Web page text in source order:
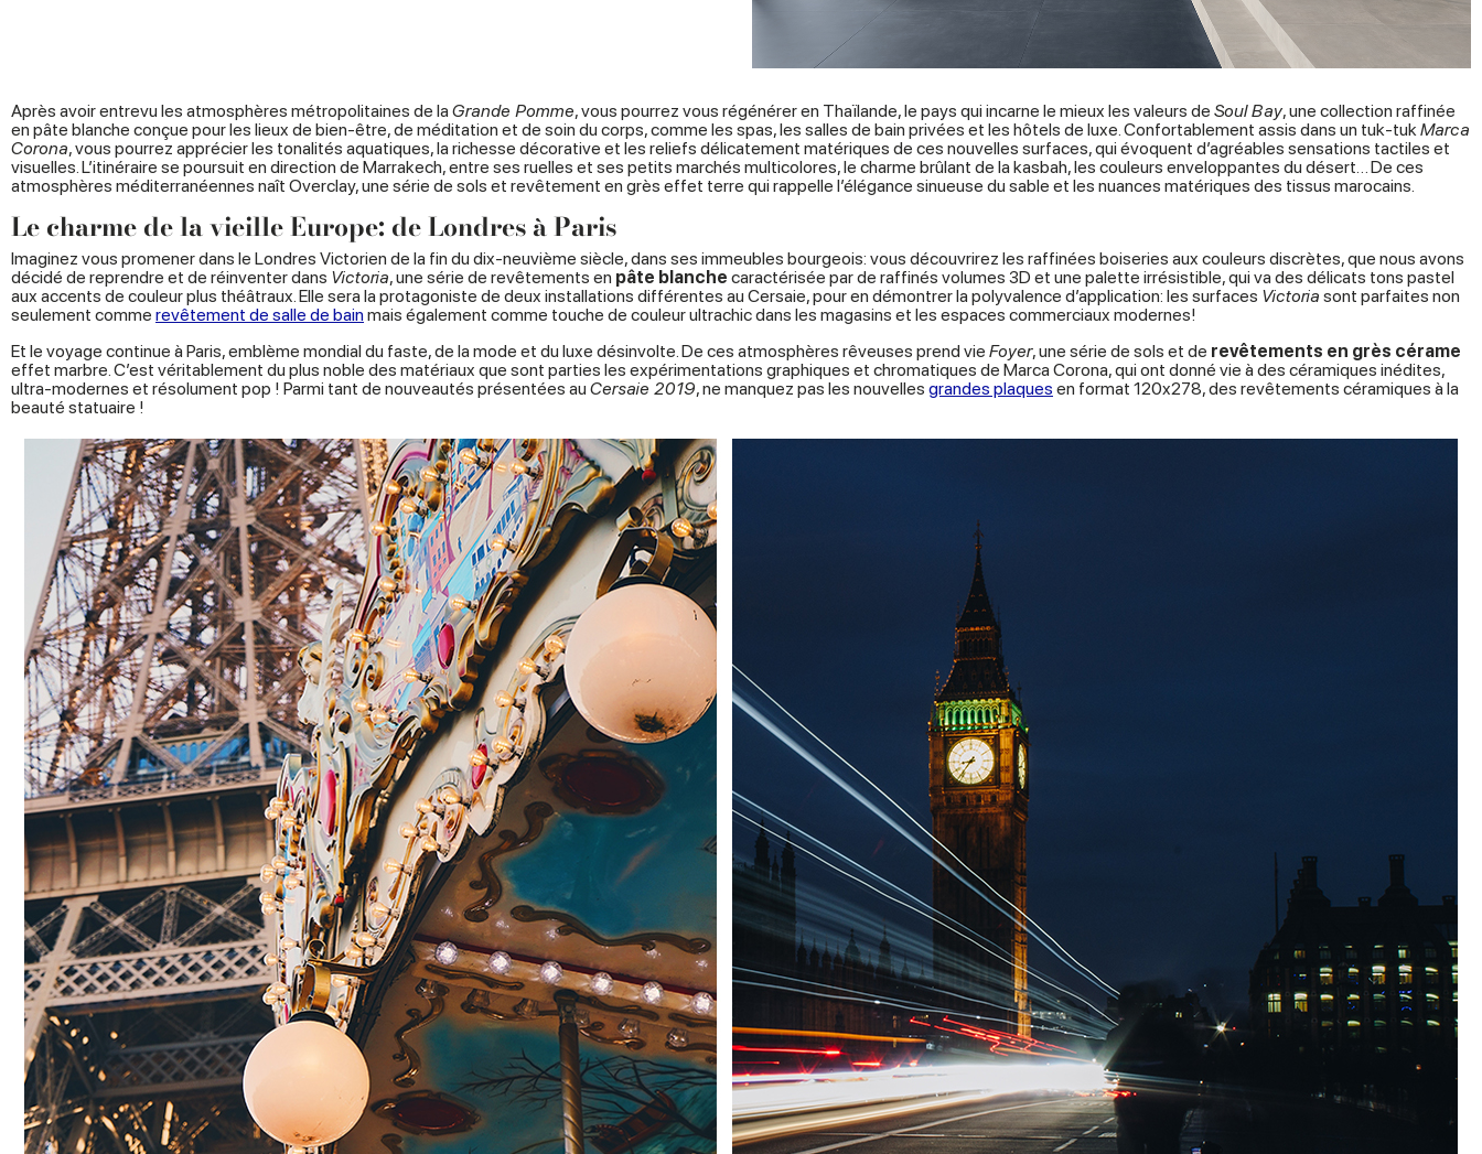
Après avoir entrevu les atmosphères métropolitaines de la Grande Pomme, vous pourrez vous régénérer en Thaïlande, le pays qui incarne le mieux les valeurs de Soul Bay, une collection raffinée
en pâte blanche conçue pour les lieux de bien-être, de méditation et de soin du corps, comme les spas, les salles de bain privées et les hôtels de luxe. Confortablement assis dans un tuk-tukMarca
Corona, vous pourrez apprécier les tonalités aquatiques, la richesse décorative et les reliefs délicatement matériques de ces nouvelles surfaces, qui évoquent d’agréables sensations tactiles et
visuelles. L’itinéraire se poursuit en direction de Marrakech, entre ses ruelles et ses petits marchés multicolores, le charme brûlant de la kasbah, les couleurs enveloppantes du désert… De ces
atmosphères méditerranéennes naît Overclay, une série de sols et revêtement en grès effet terre qui rappelle l’élégance sinueuse du sable et les nuances matériques des tissus marocains.
Le charme de la vieille Europe: de Londres à Paris
Imaginez vous promener dans le Londres Victorien de la fin du dix-neuvième siècle, dans ses immeubles bourgeois: vous découvrirez les raffinées boiseries aux couleurs discrètes, que nous avons
décidé de reprendre et de réinventer dans Victoria, une série de revêtements en pâte blanche caractérisée par de raffinés volumes 3D et une palette irrésistible, qui va des délicats tons pastel
aux accents de couleur plus théâtraux. Elle sera la protagoniste de deux installations différentes au Cersaie, pour en démontrer la polyvalence d’application: les surfaces Victoria sont parfaites non
seulement comme revêtement de salle de bainmais également comme touche de couleur ultrachic dans les magasins et les espaces commerciaux modernes!
Et le voyage continue à Paris, emblème mondial du faste, de la mode et du luxe désinvolte. De ces atmosphères rêveuses prend vie Foyer, une série de sols et de revêtements en grès cérame
effet marbre. C’est véritablement du plus noble des matériaux que sont parties les expérimentations graphiques et chromatiques de Marca Corona, qui ont donné vie à des céramiques inédites,
ultra-modernes et résolument pop ! Parmi tant de nouveautés présentées au Cersaie 2019, ne manquez pas les nouvelles grandes plaques en format 120x278, des revêtements céramiques à la
beauté statuaire !